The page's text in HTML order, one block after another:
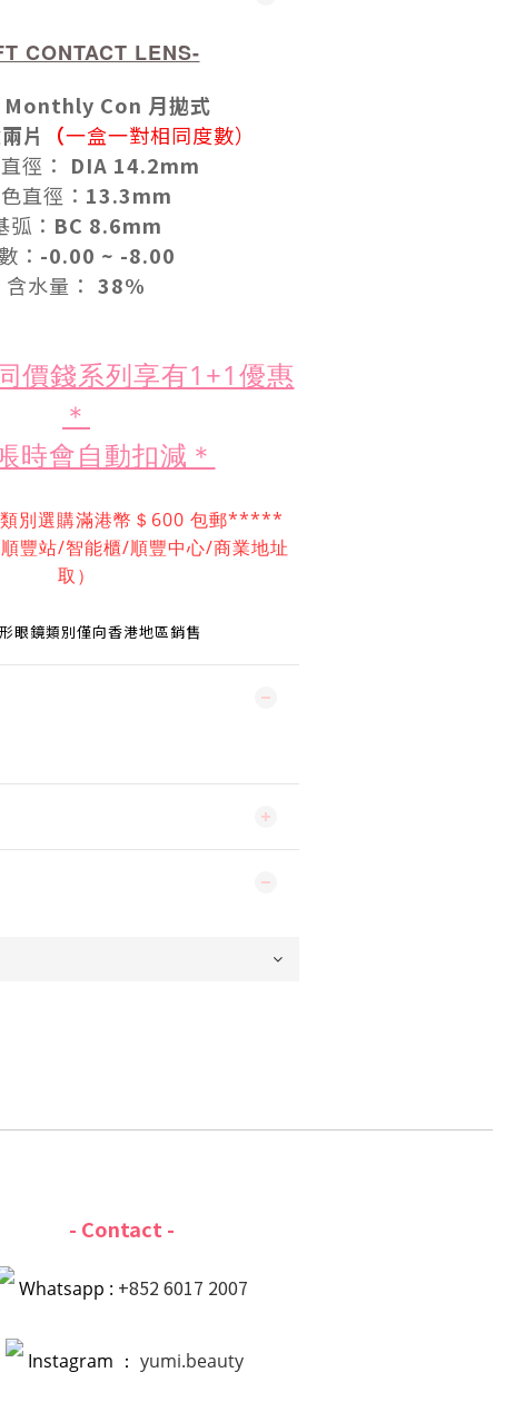
CONTACT LENS-
Monthly Con 月拋式
片 （一盒一對相同度數）
直徑 ： DIA 14.2mm
直徑 ： 13.3mm
弧： BC 8.6mm
： -0.00 ~ -8.00
含水量： 38%
價錢系列享有1+1優惠
＊
時會自動扣減＊
別選購滿港幣＄600 包郵*****
順豐站/智能櫃/順豐中心/商業地址
取）
眼鏡類別僅向香港地區銷售
- Contact -
Whatsapp : +852 6017 2007
Instagram ： yumi.beauty